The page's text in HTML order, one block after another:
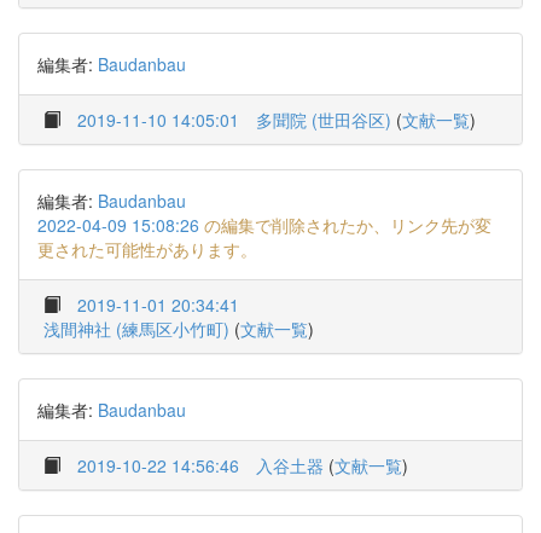
編集者: Baudanbau
2019-11-10 14:05:01 多聞院 (世田谷区) (文献一覧)
編集者: Baudanbau
2022-04-09 15:08:26 の編集で削除されたか、リンク先が変
更された可能性があります。
2019-11-01 20:34:41
浅間神社 (練馬区小竹町) (文献一覧)
編集者: Baudanbau
2019-10-22 14:56:46 入谷土器 (文献一覧)